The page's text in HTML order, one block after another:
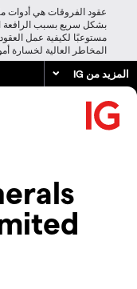
عقود الفروقات هي أدوات
بشكل سريع بسبب الرافعة
مستوعبًا لكيفية عمل
المخاطر العالية لخسارة
المزيد من IG